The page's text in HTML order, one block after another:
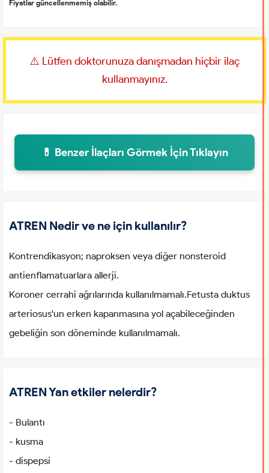
Fiyatlar güncellenmemiş olabilir.
⚠️ Lütfen doktorunuza danışmadan hiçbir ilaç
kullanmayınız.
💊 Benzer İlaçları Görmek İçin Tıklayın
ATREN Nedir ve ne için kullanılır?
Kontrendikasyon; naproksen veya diğer nonsteroid
antienflamatuarlara allerji.
Koroner cerrahi ağrılarında kullanılmamalı.Fetusta duktus
arteriosus'un erken kapanmasına yol açabileceğinden
gebeliğin son döneminde kullanılmamalı.
ATREN Yan etkiler nelerdir?
- Bulantı
- kusma
- dispepsi